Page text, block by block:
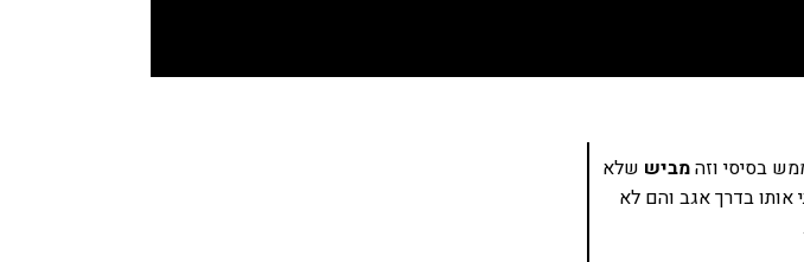
בסיסי וזהמביש שלא
אותו בדרך אגב והם לא